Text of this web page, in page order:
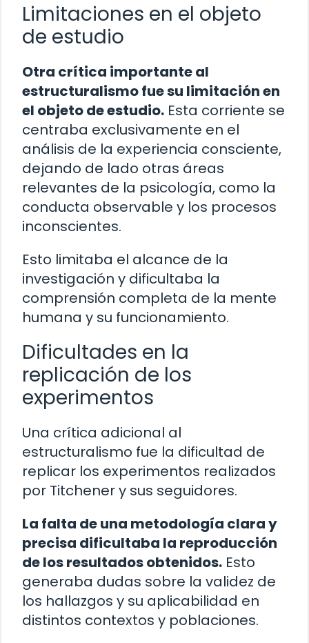
Limitaciones en el objeto
de estudio
Otra crítica importante al
estructuralismo fue su limitación en
el objeto de estudio. Esta corriente se
centraba exclusivamente en el
análisis de la experiencia consciente,
dejando de lado otras áreas
relevantes de la psicología, como la
conducta observable y los procesos
inconscientes.
Esto limitaba el alcance de la
investigación y dificultaba la
comprensión completa de la mente
humana y su funcionamiento.
Dificultades en la
replicación de los
experimentos
Una crítica adicional al
estructuralismo fue la dificultad de
replicar los experimentos realizados
por Titchener y sus seguidores.
La falta de una metodología clara y
precisa dificultaba la reproducción
de los resultados obtenidos. Esto
generaba dudas sobre la validez de
los hallazgos y su aplicabilidad en
distintos contextos y poblaciones.